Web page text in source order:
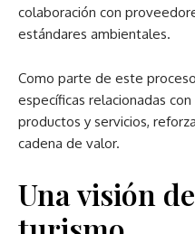
colaboración con
estándares ambientales.
Como parte de este
específicas relacionadas
productos y servicios,
cadena de valor.
Una visión